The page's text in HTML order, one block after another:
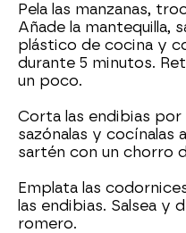
Pela las manzanas,
Añade la mantequilla,
plástico de cocina y
durante 5 minutos.
un poco.
Corta las endibias por
sazónalas y cocínalas
sartén con un chorro
Emplata las
las endibias. Salsea y
romero.